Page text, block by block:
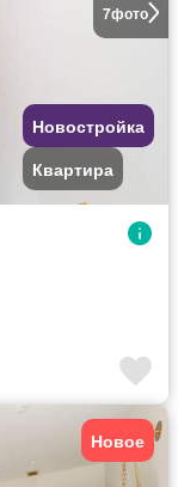
7фото
Новостройка
Квартира
Новое